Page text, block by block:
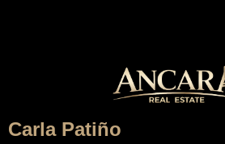
Carla Patiño